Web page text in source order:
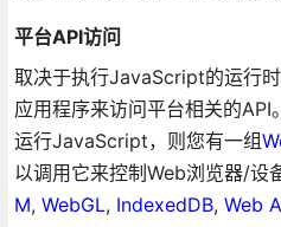
平台API访问
取决于执行JavaScript的运行
应用程序来访问平台相关的
运行JavaScript，则您有一组
以调用它来控制Web浏览器/设
M, WebGL, IndexedDB, Web